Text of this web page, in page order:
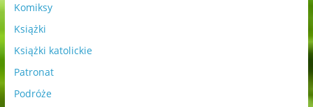
Komiksy
Książki
Książki katolickie
Patronat
Podróże